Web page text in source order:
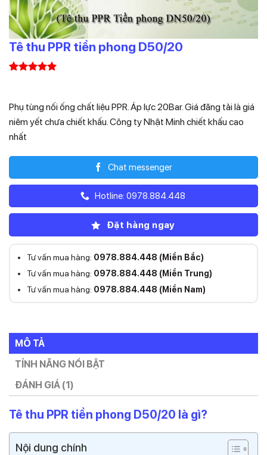
Tê thu PPR tiền phong D50/20
Phụ tùng nối ống chất liệu PPR. Áp lực 20Bar. Giá đăng tải là giá
niêm yết chưa chiết khấu. Công ty Nhật Minh chiết khấu cao
nhất
Chat messenger
Hotline: 0978.884.448
Đặt hàng ngay
Tư vấn mua hàng: 0978.884.448 (Miền Bắc)
Tư vấn mua hàng: 0978.884.448 (Miền Trung)
Tư vấn mua hàng: 0978.884.448 (Miền Nam)
MÔ TẢ
TÍNH NĂNG NỔI BẬT
ĐÁNH GIÁ (1)
Tê thu PPR tiền phong D50/20 là gì?
Nội dung chính